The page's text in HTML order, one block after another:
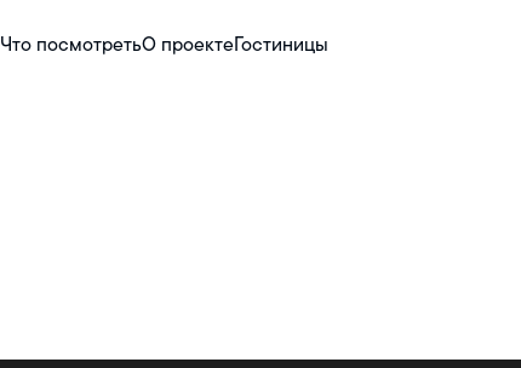
Что посмотретьО проектеГостиницы